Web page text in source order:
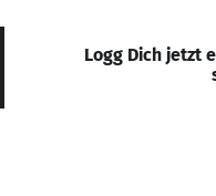
Logg Dich jetzt